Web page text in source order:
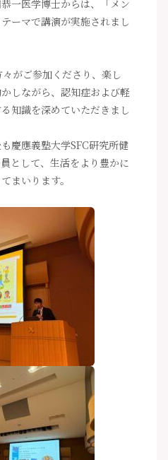
一医学博士からは、「メン
ーマで講演が実施されまし
がご参加くださり、楽し
しながら、認知症および軽
知識を深めていただきまし
慶應義塾大学SFC研究所健
として、生活をより豊かに
まいります。